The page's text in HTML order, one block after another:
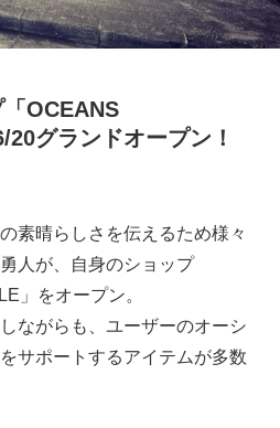
OCEANS
グランドオープン！
素晴らしさを伝えるため様々
人が、自身のショップ
」をオープン。
ながらも、ユーザーのオーシ
サポートするアイテムが多数
タイル
パン